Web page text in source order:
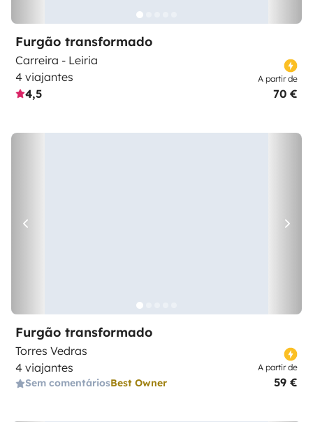
Furgão transformado
Carreira - Leiria
4 viajantes
4,5
A partir de
70 €
Furgão transformado
Torres Vedras
4 viajantes
Sem comentáriosBest Owner
A partir de
59 €